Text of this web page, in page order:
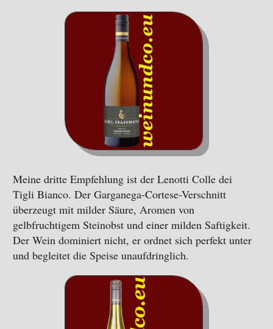
Meine dritte Empfehlung ist der Lenotti Colle dei
Tigli Bianco. Der Garganega-Cortese-Verschnitt
überzeugt mit milder Säure, Aromen von
gelbfruchtigem Steinobst und einer milden Saftigkeit.
Der Wein dominiert nicht, er ordnet sich perfekt unter
und begleitet die Speise unaufdringlich.